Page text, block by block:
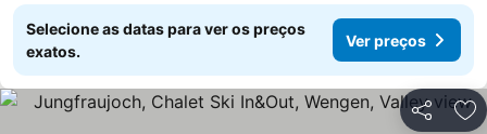
Selecione as datas para ver os preços
exatos.
Ver preços
Partilhar